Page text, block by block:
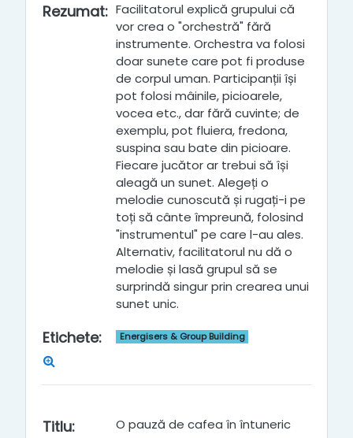
Rezumat: Facilitatorul explică grupului că
vor crea o "orchestră" fără
instrumente. Orchestra va folosi
doar sunete care pot fi produse
de corpul uman. Participanții își
pot folosi mâinile, picioarele,
vocea etc., dar fără cuvinte; de
exemplu, pot fluiera, fredona,
suspina sau bate din picioare.
Fiecare jucător ar trebui să își
aleagă un sunet. Alegeți o
melodie cunoscută și rugați-i pe
toți să cânte împreună, folosind
"instrumentul" pe care l-au ales.
Alternativ, facilitatorul nu dă o
melodie și lasă grupul să se
surprindă singur prin crearea unui
sunet unic.
Etichete: Energisers & Group Building
Titlu: O pauză de cafea în întuneric